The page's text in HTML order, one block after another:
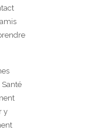
y